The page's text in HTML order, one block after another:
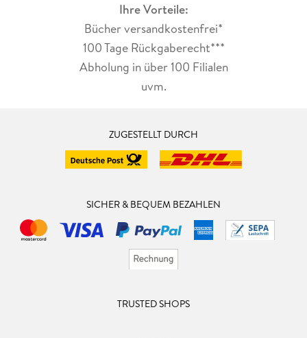
Ihre Vorteile:
Bücher versandkostenfrei*
100 Tage Rückgaberecht***
Abholung in über 100 Filialen
uvm.
ZUGESTELLT DURCH
SICHER & BEQUEM BEZAHLEN
TRUSTED SHOPS